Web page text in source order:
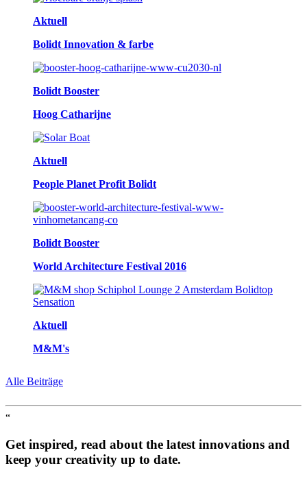
Aktuell
Bolidt Innovation & farbe
Bolidt Booster
Hoog Catharijne
Aktuell
People Planet Profit Bolidt
Bolidt Booster
World Architecture Festival 2016
Aktuell
M&M's
Alle Beiträge
“
Get inspired, read about the latest innovations and
keep your creativity up to date.